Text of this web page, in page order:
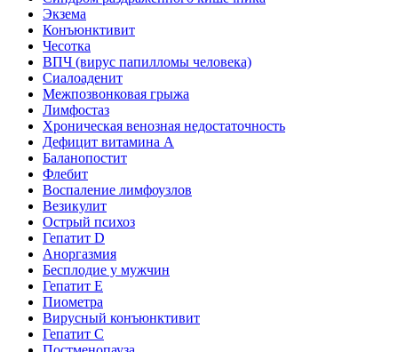
Экзема
Конъюнктивит
Чесотка
ВПЧ (вирус папилломы человека)
Сиалоаденит
Межпозвонковая грыжа
Лимфостаз
Хроническая венозная недостаточность
Дефицит витамина А
Баланопостит
Флебит
Воспаление лимфоузлов
Везикулит
Острый психоз
Гепатит D
Аноргазмия
Бесплодие у мужчин
Гепатит E
Пиометра
Вирусный конъюнктивит
Гепатит C